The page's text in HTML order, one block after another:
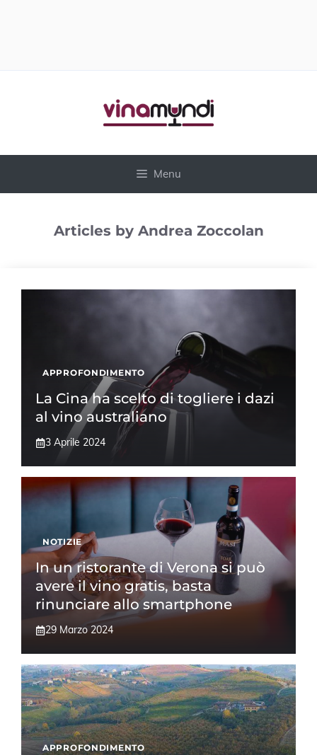
Menu
Articles by Andrea Zoccolan
APPROFONDIMENTO
La Cina ha scelto di togliere i dazi
al vino australiano
3 Aprile 2024
NOTIZIE
In un ristorante di Verona si può
avere il vino gratis, basta
rinunciare allo smartphone
29 Marzo 2024
APPROFONDIMENTO